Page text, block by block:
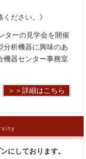
ください。》
ターの見学会を開催
分析機器に興味のあ
機器センター事務室
＞＞詳細はこちら
にしております。